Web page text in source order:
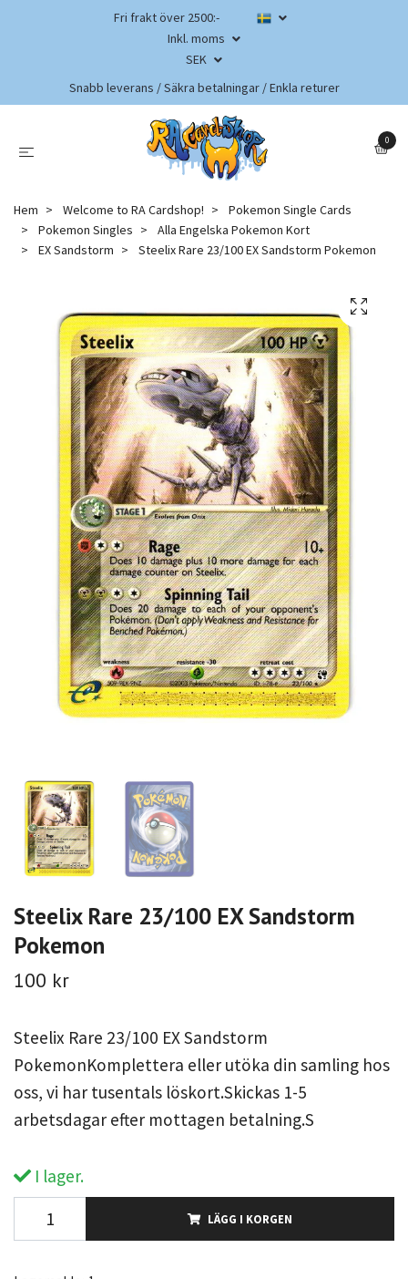
Fri frakt över 2500:-
Inkl. moms
SEK
Snabb leverans / Säkra betalningar / Enkla returer
0
Hem Welcome to RA Cardshop!
Pokemon Single Cards
Pokemon Singles
Alla Engelska Pokemon Kort
EX Sandstorm
Steelix Rare 23/100 EX Sandstorm Pokemon
Steelix Rare 23/100 EX Sandstorm
Pokemon
100 kr
Steelix Rare 23/100 EX Sandstorm
PokemonKomplettera eller utöka din samling hos
oss, vi har tusentals löskort.Skickas 1-5
arbetsdagar efter mottagen betalning.S
I lager.
LÄGG I KORGEN